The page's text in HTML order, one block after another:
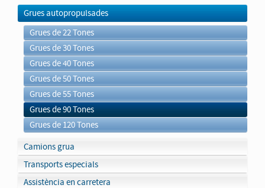
Grues autopropulsades
Grues de 22 Tones
Grues de 30 Tones
Grues de 40 Tones
Grues de 50 Tones
Grues de 55 Tones
Grues de 90 Tones
Grues de 120 Tones
Camions grua
Transports especials
Assistència en carretera